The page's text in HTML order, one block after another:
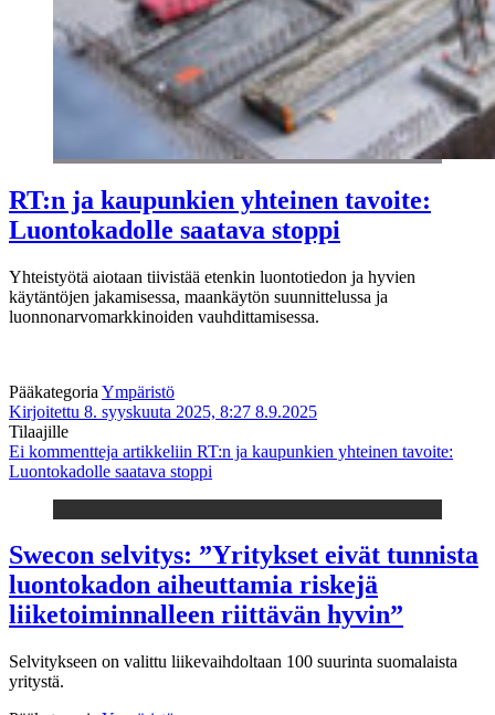
RT:n ja kaupunkien yhteinen tavoite:
Luontokadolle saatava stoppi
Yhteistyötä aiotaan tiivistää etenkin luontotiedon ja hyvien
käytäntöjen jakamisessa, maankäytön suunnittelussa ja
luonnonarvomarkkinoiden vauhdittamisessa.
Pääkategoria Ympäristö
Kirjoitettu 8. syyskuuta 2025, 8:27 8.9.2025
Tilaajille
Ei kommentteja artikkeliin RT:n ja kaupunkien yhteinen tavoite:
Luontokadolle saatava stoppi
Swecon selvitys: ”Yritykset eivät tunnista
luontokadon aiheuttamia riskejä
liiketoiminnalleen riittävän hyvin”
Selvitykseen on valittu liikevaihdoltaan 100 suurinta suomalaista
yritystä.